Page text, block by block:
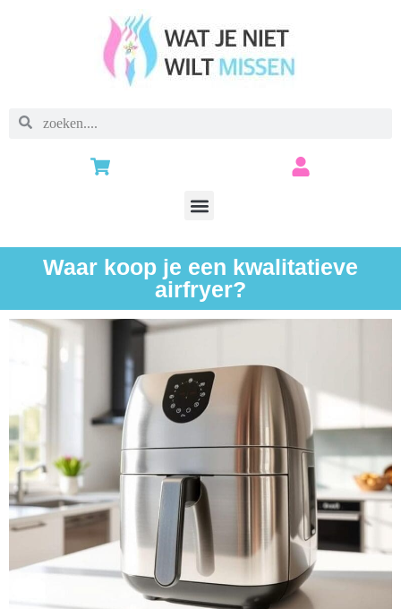
Waar koop je een kwalitatieve
airfryer?